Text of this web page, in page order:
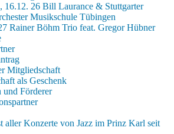
16.12. 26 Bill Laurance & Stuttgarter
Musikschule Tübingen
Rainer Böhm Trio feat. Gregor Hübner
Mitgliedschaft
als Geschenk
und Förderer
aller Konzerte von Jazz im Prinz Karl seit